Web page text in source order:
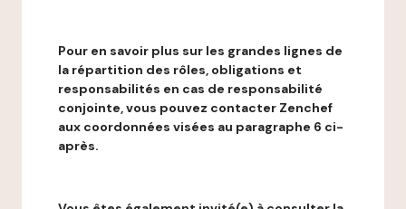
Pour en savoir plus sur les grandes lignes de
la répartition des rôles, obligations et
responsabilités en cas de responsabilité
conjointe, vous pouvez contacter Zenchef
aux coordonnées visées au paragraphe 6 ci-
après.